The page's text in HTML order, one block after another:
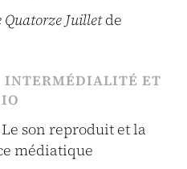
Quatorze Juilletde
INTERMÉDIALITÉ ET
Le son reproduit et la
médiatique